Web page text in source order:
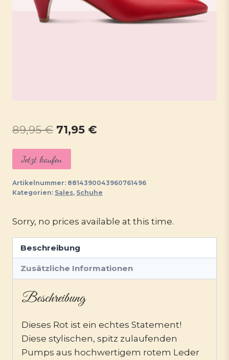
89,95€ Ursprünglicher
Preis
war:
89,95 €
71,95 €
71,95 €.
Jetzt kaufen
Artikelnummer: 8814390043960761496
Kategorien: Sales, Schuhe
Sorry, no prices available at this time.
Beschreibung
Zusätzliche Informationen
Beschreibung
Dieses Rot ist ein echtes Statement!
Diese stylischen, spitz zulaufenden
Pumps aus hochwertigem rotem Leder